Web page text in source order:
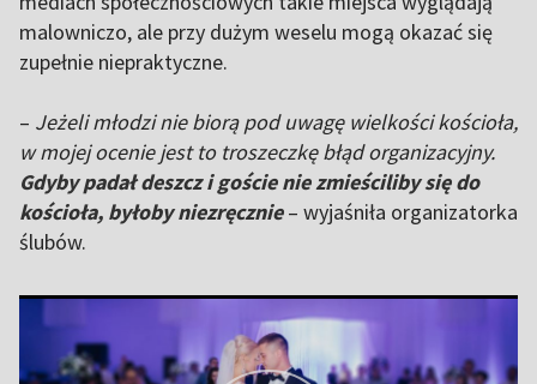
malowniczo, ale przy dużym weselu mogą okazać się
zupełnie niepraktyczne.
– Jeżeli młodzi nie biorą pod uwagę wielkości kościoła,
w mojej ocenie jest to troszeczkę błąd organizacyjny.
Gdyby padał deszcz i goście nie zmieściliby się do
kościoła, byłoby niezręcznie– wyjaśniła organizatorka
ślubów.